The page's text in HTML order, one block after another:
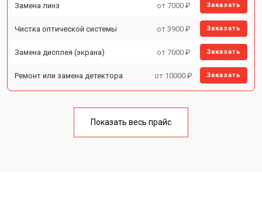
Замена линз от 7000 ₽ Заказать
Чистка оптической системы от 3900 ₽ Заказать
Замена дисплея (экрана) от 7000 ₽ Заказать
Ремонт или замена детектора от 10000 ₽ Заказать
Показать весь прайс